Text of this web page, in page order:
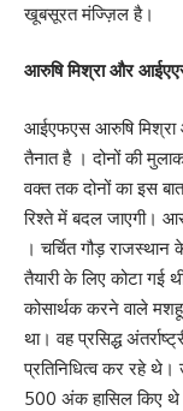
खूबसूरत मंज्ज़िल है।
आरुषि मिश्रा और
आईएफएस आरुषि मिश्रा
तैनात है । दोनों की
वक्त तक दोनों का इस
रिश्ते में बदल जाएगी।
। चर्चित गौड़
तैयारी के लिए कोटा गई
कोसार्थक करने वाले
था। वह प्रसिद्ध
प्रतिनिधित्व कर रहे
500 अंक हासिल किए थे